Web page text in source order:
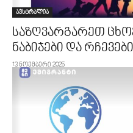
ავსტრალია
საზღვარგარეთ
ნაბიჯები და
13 ნოემბერი 2025